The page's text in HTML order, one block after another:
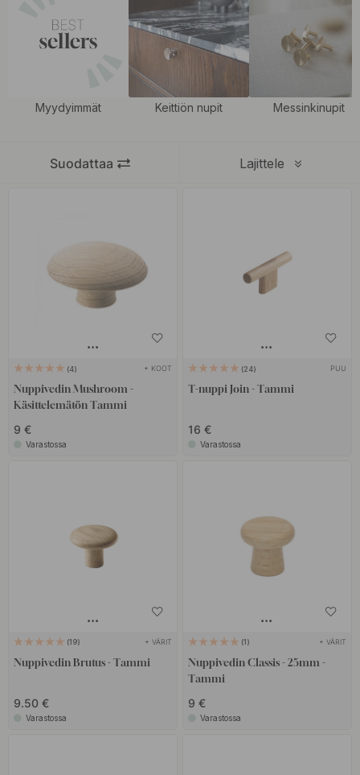
Yhdistä puunupit tyylikkäisiinpuisiin vetimiimme
, ja luo kotiisi
näyttävä ja yhtenäinen ilme. Valitse eri puulajeista ja
viimeistelyistä juuri sinun tyyliisi sopivat
nupit, ja viimeistele kotisi
Myydyimmät Keittiön nupit Messinkinupit
Lajittele
Suodattaa
4 + KOOT
Nuppivedin Mushroom -
Käsittelemätön Tammi
9 €
Varastossa
24 PUU
T-nuppi Join - Tammi
16 €
Varastossa
19 + VÄRIT
Nuppivedin Brutus - Tammi
9.50 €
Varastossa
1 + VÄRIT
Nuppivedin Classis - 25mm -
Tammi
9 €
Varastossa